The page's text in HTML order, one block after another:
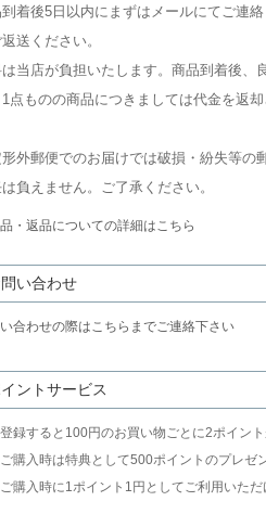
着後5日以内にまずはメールにてご連
送ください。
当店が負担いたします。商品到着後、
点ものの商品につきましては代金を返
外郵便でのお届けでは破損・紛失等の
負えません。ご了承ください。
・返品についての詳細はこちら
い合わせ
合わせの際はこちらまでご連絡下さい
ントサービス
録すると100円のお買い物ごとに2ポイント
購入時は特典として500ポイントのプレゼ
購入時に1ポイント1円としてご利用いただ